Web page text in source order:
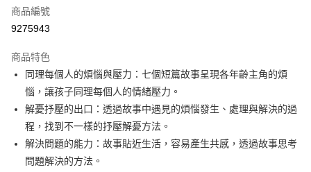
超商取貨付款
Apple Pay
街口支付
悠遊付
ATM付款
商品編號
9275943
商品特色
同理每個人的煩惱與壓力：七個短篇故事呈現各年齡主角的煩
惱，讓孩子同理每個人的情緒壓力。
解憂抒壓的出口：透過故事中遇見的煩惱發生、處理與解決的過
程，找到不一樣的抒壓解憂方法。
解決問題的能力：故事貼近生活，容易產生共感，透過故事思考
問題解決的方法。